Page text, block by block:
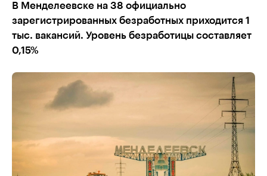
В Менделеевске на 38 официально
зарегистрированных безработных приходится 1
тыс. вакансий. Уровень безработицы составляет
0,15%